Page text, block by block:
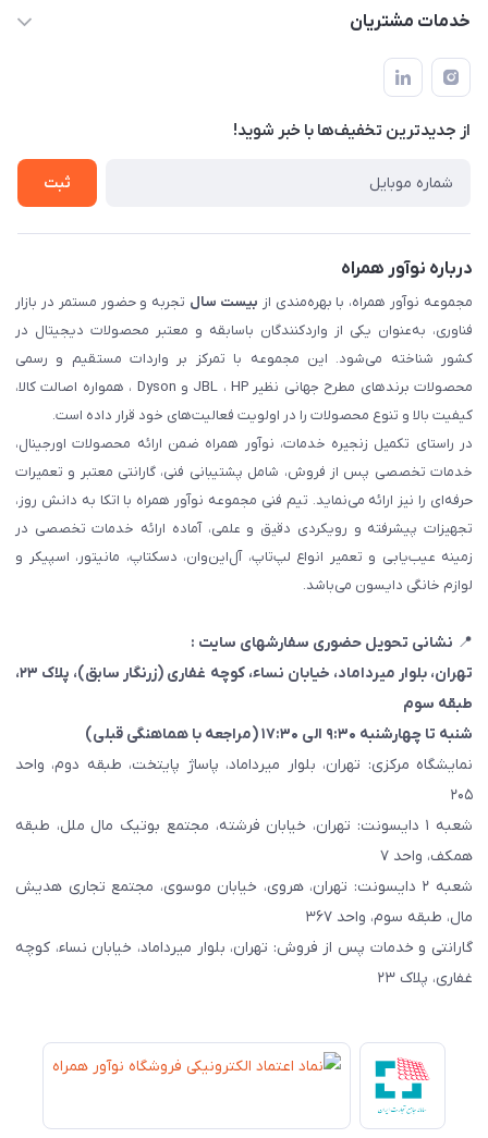
۲۳، طبقه سوم
لیست محصولات
حساب کاربری
تماس با ما
خدمات مشتریان
قوانین و مقررات
حریم خصوصی
شرایط گارانتی
ثبت شکایت
از جدید‌ترین تخفیف‌ها با‌ خبر شوید!
ثبت
درباره نوآور همراه
مجموعه نوآور همراه، با بهره‌مندی از بیست سال تجربه و حضور مستمر در بازار
فناوری، به‌عنوان یکی از واردکنندگان باسابقه و معتبر محصولات دیجیتال در
کشور شناخته می‌شود. این مجموعه با تمرکز بر واردات مستقیم و رسمی
محصولات برندهای مطرح جهانی نظیر JBL ، HP و Dyson ، همواره اصالت کالا،
کیفیت بالا و تنوع محصولات را در اولویت فعالیت‌های خود قرار داده است.
در راستای تکمیل زنجیره خدمات، نوآور همراه ضمن ارائه محصولات اورجینال،
خدمات تخصصی پس از فروش، شامل پشتیبانی فنی، گارانتی معتبر و تعمیرات
حرفه‌ای را نیز ارائه می‌نماید. تیم فنی مجموعه نوآور همراه با اتکا به دانش روز،
تجهیزات پیشرفته و رویکردی دقیق و علمی، آماده ارائه خدمات تخصصی در
زمینه عیب‌یابی و تعمیر انواع لپ‌تاپ، آل‌این‌وان، دسکتاپ، مانیتور، اسپیکر و
لوازم خانگی دایسون می‌باشد.
📍 نشانی تحویل حضوری سفارشهای سایت :
تهران، بلوار میرداماد، خیابان نساء، کوچه غفاری (زرنگار سابق)
، پلاک ۲۳،
طبقه سوم
شنبه تا چهارشنبه ۹:۳۰ الی ۱۷:۳۰ (مراجعه با هماهنگی قبلی)
نمایشگاه مرکزی: تهران، بلوار میرداماد، پاساژ پایتخت، طبقه دوم، واحد
۲۰۵
شعبه ۱ دایسونت: تهران، خیابان فرشته، مجتمع بوتیک مال ملل، طبقه
همکف، واحد ۷
شعبه ۲ دایسونت: تهران، هروی، خیابان موسوی، مجتمع تجاری هدیش
مال، طبقه سوم، واحد ۳۶۷
گارانتی و خدمات پس از فروش: تهران، بلوار میرداماد، خیابان نساء، کوچه
غفاری، پلاک ۲۳